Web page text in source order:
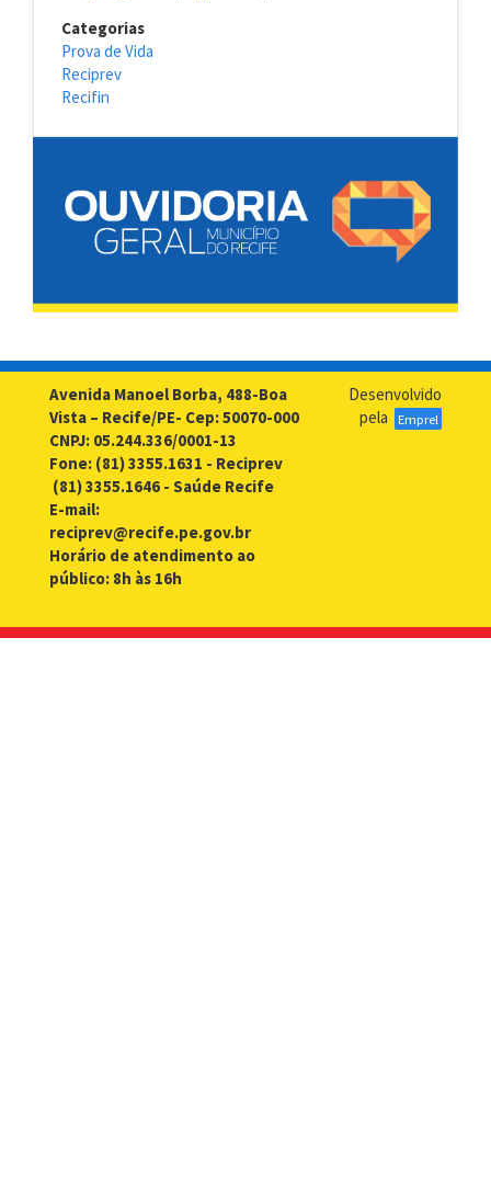
Categorias
Prova de Vida
Reciprev
Recifin
Avenida Manoel Borba, 488-Boa
Vista – Recife/PE- Cep: 50070-000
CNPJ: 05.244.336/0001-13
Fone: (81) 3355.1631 - Reciprev
(81) 3355.1646 - Saúde Recife
E-mail:
reciprev@recife.pe.gov.br
Horário de atendimento ao
público: 8h às 16h
Desenvolvido
pela
Emprel